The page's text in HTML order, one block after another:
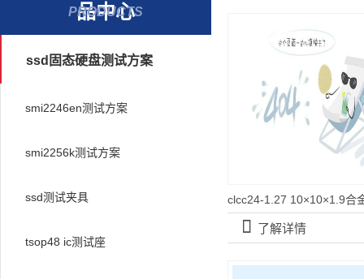
󰀡 了解详情
品中心
PRODUCTS
ssd固态硬盘测试方案
smi2246en测试方案
smi2256k测试方案
ssd测试夹具
tsop48 ic测试座